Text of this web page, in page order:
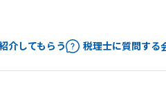
介してもらう 税理士に質問する